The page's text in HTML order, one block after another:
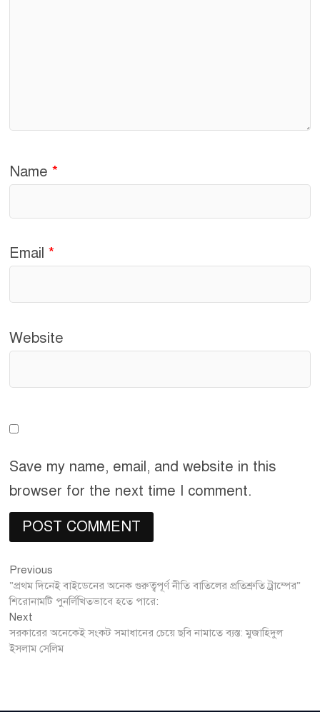
Name*
Email*
Website
Save my name, email, and website in this
browser for the next time I comment.
Post
navigation
Previous
post:
“প্রথম দিনেই বাইডেনের অনেক গুরুত্বপূর্ণ নীতি বাতিলের প্রতিশ্রুতি ট্রাম্পের”
শিরোনামটি পুনর্লিখিতভাবে হতে পারে:
Next
post:
সরকারের অনেকেই সংকট সমাধানের চেয়ে ছবি নামাতে ব্যস্ত: মুজাহিদুল
ইসলাম সেলিম